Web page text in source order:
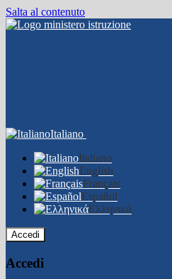
Salta al contenuto
Italiano
Italiano
English
Français
Español
Ελληνικά
Accedi
Accedi